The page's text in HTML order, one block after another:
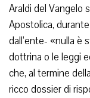
Araldi del Vangelo
Apostolica,
dall’ente- «nulla è
dottrina o le leggi
che, al termine
ricco dossier di